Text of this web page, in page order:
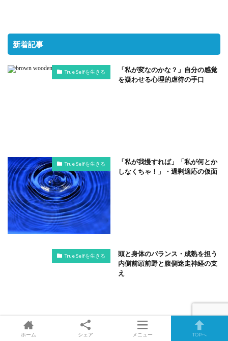
新着記事
True Selfを生きる
「私が変なのかな？」自分の感覚
を疑わせる心理的虐待の手口
True Selfを生きる
「私が我慢すれば」「私が何とか
しなくちゃ！」・過剰適応の仮面
True Selfを生きる
頭と身体のバランス・成熟を担う
内側前頭前野と腹側迷走神経の支
え
ホーム シェア メニュー TOPへ